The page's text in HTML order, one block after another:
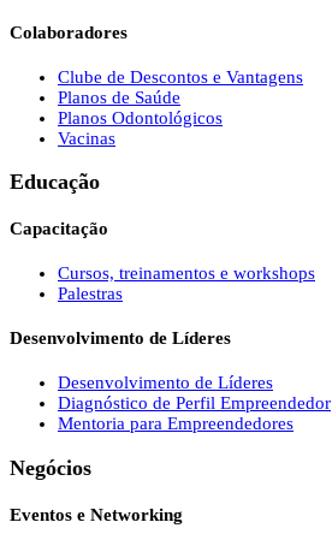
Colaboradores
Clube de Descontos e Vantagens
Planos de Saúde
Planos Odontológicos
Vacinas
Educação
Capacitação
Cursos, treinamentos e workshops
Palestras
Desenvolvimento de Líderes
Desenvolvimento de Líderes
Diagnóstico de Perfil Empreendedor
Mentoria para Empreendedores
Negócios
Eventos e Networking